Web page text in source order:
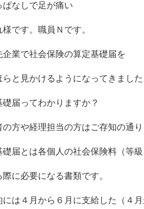
ぱなしで足が痛い
様です。職員Ｎです。
企業で社会保険の算定基礎届を
らと見かけるようになってきました
礎届ってわかりますか？
の方や経理担当の方はご存知の通り
礎届とは各個人の社会保険料（等
に必要になる書類です。
には４月から６月に支給した（４月